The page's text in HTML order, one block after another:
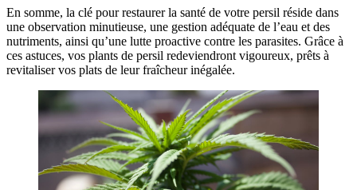
En somme, la clé pour restaurer la santé de votre persil réside dans
une observation minutieuse, une gestion adéquate de l’eau et des
nutriments, ainsi qu’une lutte proactive contre les parasites. Grâce à
ces astuces, vos plants de persil redeviendront vigoureux, prêts à
revitaliser vos plats de leur fraîcheur inégalée.